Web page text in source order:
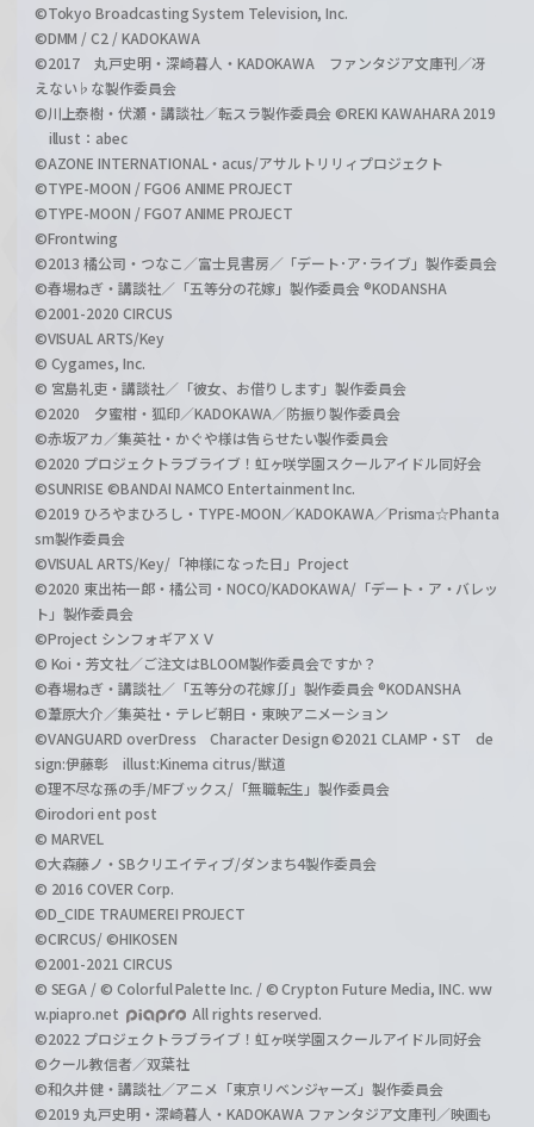
©Tokyo Broadcasting System Television, Inc.
©DMM / C2 / KADOKAWA
©2017 丸戸史明・深崎暮人・KADOKAWA ファンタジア文庫刊／冴
えない♭な製作委員会
©川上泰樹・伏瀬・講談社／転スラ製作委員会 ©REKI KAWAHARA 2019
illust：abec
©AZONE INTERNATIONAL・acus/アサルトリリィプロジェクト
©TYPE-MOON / FGO6 ANIME PROJECT
©TYPE-MOON / FGO7 ANIME PROJECT
©Frontwing
©2013 橘公司・つなこ／富士見書房／「デート･ア･ライブ」製作委員会
©春場ねぎ・講談社／「五等分の花嫁」製作委員会 ®KODANSHA
©2001-2020 CIRCUS
©VISUAL ARTS/Key
© Cygames, Inc.
© 宮島礼吏・講談社／「彼女、お借りします」製作委員会
©2020 夕蜜柑・狐印／KADOKAWA／防振り製作委員会
©赤坂アカ／集英社・かぐや様は告らせたい製作委員会
©2020 プロジェクトラブライブ！虹ヶ咲学園スクールアイドル同好会
©SUNRISE ©BANDAI NAMCO Entertainment Inc.
©2019 ひろやまひろし・TYPE-MOON／KADOKAWA／Prisma☆Phanta
sm製作委員会
©VISUAL ARTS/Key/「神様になった日」Project
©2020 東出祐一郎・橘公司・NOCO/KADOKAWA/「デート・ア・バレッ
ト」製作委員会
©Project シンフォギアＸＶ
© Koi・芳文社／ご注文はBLOOM製作委員会ですか？
©春場ねぎ・講談社／「五等分の花嫁∬」製作委員会 ®KODANSHA
©葦原大介／集英社・テレビ朝日・東映アニメーション
©VANGUARD overDress Character Design ©2021 CLAMP・ST de
sign:伊藤彰 illust:Kinema citrus/獣道
©理不尽な孫の手/MFブックス/「無職転生」製作委員会
©irodori ent post
© MARVEL
©大森藤ノ・SBクリエイティブ/ダンまち4製作委員会
© 2016 COVER Corp.
©D_CIDE TRAUMEREI PROJECT
©CIRCUS/ ©HIKOSEN
©2001-2021 CIRCUS
© SEGA / © Colorful Palette Inc. / © Crypton Future Media, INC. ww
w.piapro.net
All rights reserved.
©2022 プロジェクトラブライブ！虹ヶ咲学園スクールアイドル同好会
©クール教信者／双葉社
©和久井健・講談社／アニメ「東京リベンジャーズ」製作委員会
©2019 丸戸史明・深崎暮人・KADOKAWA ファンタジア文庫刊／映画も